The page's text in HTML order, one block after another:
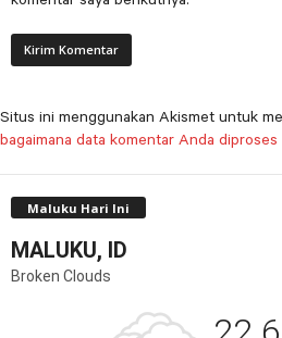
Situs ini menggunakan Akismet untuk
bagaimana data komentar Anda diproses
Maluku Hari Ini
MALUKU, ID
Broken Clouds